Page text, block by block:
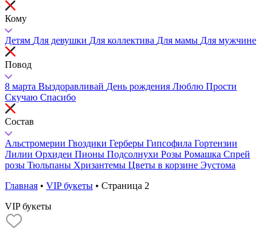
Кому
Детям Для девушки Для коллектива Для мамы Для мужчине
Повод
8 марта Выздоравливай День рождения Люблю Прости
Скучаю Спасибо
Состав
Альстромерии Гвоздики Герберы Гипсофила Гортензии
Лилии Орхидеи Пионы Подсолнухи Розы Ромашка Спрей
розы Тюльпаны Хризантемы Цветы в корзине Эустома
Главная • VIP букеты • Страница 2
VIP букеты